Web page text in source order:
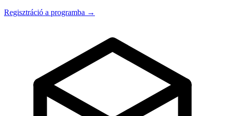
Regisztráció a programba →